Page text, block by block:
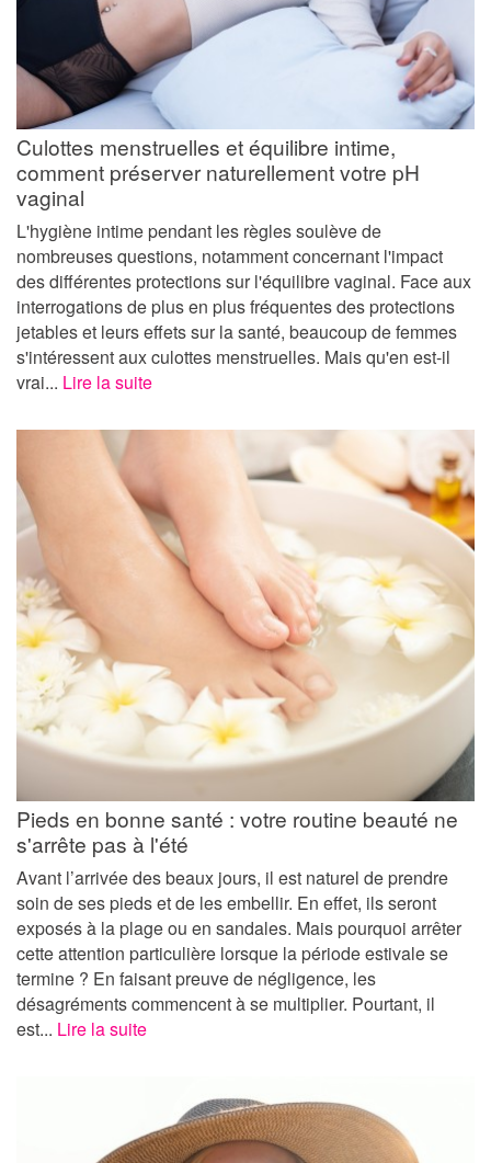
Culottes menstruelles et équilibre intime,
comment préserver naturellement votre pH
vaginal
L'hygiène intime pendant les règles soulève de
nombreuses questions, notamment concernant l'impact
des différentes protections sur l'équilibre vaginal. Face aux
interrogations de plus en plus fréquentes des protections
jetables et leurs effets sur la santé, beaucoup de femmes
s'intéressent aux culottes menstruelles. Mais qu'en est-il
vrai... Lire la suite
Pieds en bonne santé : votre routine beauté ne
s'arrête pas à l'été
Avant l’arrivée des beaux jours, il est naturel de prendre
soin de ses pieds et de les embellir. En effet, ils seront
exposés à la plage ou en sandales. Mais pourquoi arrêter
cette attention particulière lorsque la période estivale se
termine ? En faisant preuve de négligence, les
désagréments commencent à se multiplier. Pourtant, il
est... Lire la suite